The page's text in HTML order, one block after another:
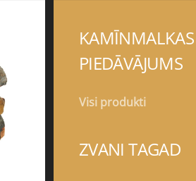
KAMĪNMALKAS
PIEDĀVĀJUMS
Visi produkti
ZVANI TAGAD